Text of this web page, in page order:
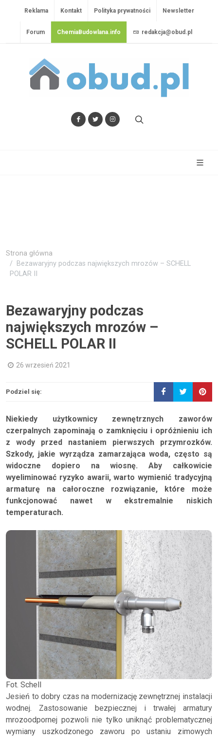
Reklama Kontakt Polityka prywatności Newsletter
Forum ChemiaBudowlana.info redakcja@obud.pl
Strona główna
Bezawaryjny podczas największych mrozów – SCHELL
POLAR II
Bezawaryjny podczas
największych mrozów –
SCHELL POLAR II
26 wrzesień 2021
Podziel się:
Niekiedy użytkownicy zewnętrznych zaworów
czerpalnych zapominają o zamknięciu i opróżnieniu ich
z wody przed nastaniem pierwszych przymrozków.
Szkody, jakie wyrządza zamarzająca woda, często są
widoczne dopiero na wiosnę. Aby całkowicie
wyeliminować ryzyko awarii, warto wymienić tradycyjną
armaturę na całoroczne rozwiązanie, które może
funkcjonować nawet w ekstremalnie niskich
temperaturach.
Fot. Schell
Jesień to dobry czas na modernizację zewnętrznej instalacji
wodnej. Zastosowanie bezpiecznej i trwałej armatury
mrozoodpornej pozwoli nie tylko uniknąć problematycznej
wymiany uszkodzonego zaworu po ustaniu zimowych